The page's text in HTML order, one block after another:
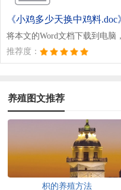
《小鸡多少天换中鸡料.doc
将本文的Word文档下载到电脑
推荐度：
养殖图文推荐
枳的养殖方法